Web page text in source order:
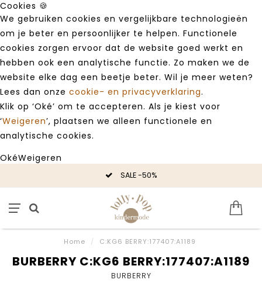
Cookies 🍪
We gebruiken cookies en vergelijkbare technologieën
om je beter en persoonlijker te helpen. Functionele
cookies zorgen ervoor dat de website goed werkt en
hebben ook een analytische functie. Zo maken we de
website elke dag een beetje beter. Wil je meer weten?
Lees dan onze cookie- en privacyverklaring.
Klik op ‘Oké’ om te accepteren. Als je kiest voor
‘Weigeren’, plaatsen we alleen functionele en
analytische cookies.
OkéWeigeren
SALE -50%
Home / C:KG6 BERRY:177407:A1189
BURBERRY C:KG6 BERRY:177407:A1189
BURBERRY